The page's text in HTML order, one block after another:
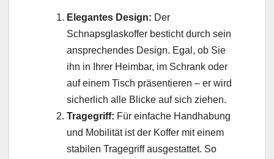
Elegantes Design: Der
Schnapsglaskoffer besticht durch sein
ansprechendes Design. Egal, ob Sie
ihn in Ihrer Heimbar, im Schrank oder
auf einem Tisch präsentieren – er wird
sicherlich alle Blicke auf sich ziehen.
Tragegriff: Für einfache Handhabung
und Mobilität ist der Koffer mit einem
stabilen Tragegriff ausgestattet. So